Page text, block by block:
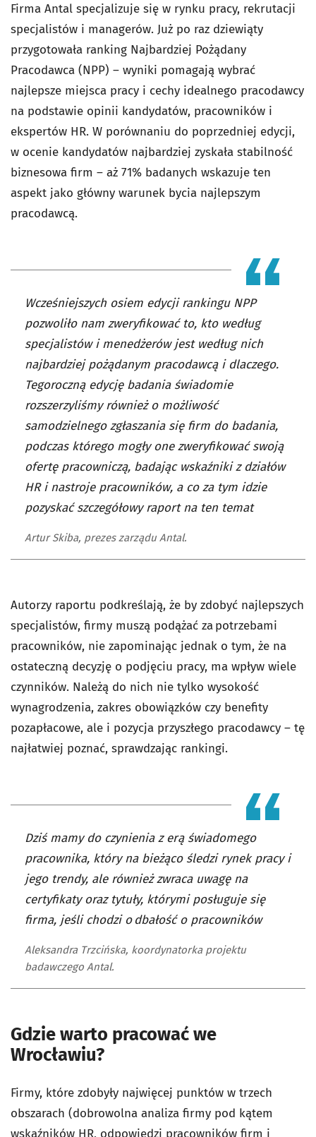
Firma Antal specjalizuje się w rynku pracy, rekrutacji
specjalistów i managerów. Już po raz dziewiąty
przygotowała ranking Najbardziej Pożądany
Pracodawca (NPP) – wyniki pomagają wybrać
najlepsze miejsca pracy i cechy idealnego pracodawcy
na podstawie opinii kandydatów, pracowników i
ekspertów HR. W porównaniu do poprzedniej edycji,
w ocenie kandydatów najbardziej zyskała stabilność
biznesowa firm – aż 71% badanych wskazuje ten
aspekt jako główny warunek bycia najlepszym
pracodawcą.
Wcześniejszych osiem edycji rankingu NPP
pozwoliło nam zweryfikować to, kto według
specjalistów i menedżerów jest według nich
najbardziej pożądanym pracodawcą i dlaczego.
Tegoroczną edycję badania świadomie
rozszerzyliśmy również o możliwość
samodzielnego zgłaszania się firm do badania,
podczas którego mogły one zweryfikować swoją
ofertę pracowniczą, badając wskaźniki z działów
HR i nastroje pracowników, a co za tym idzie
pozyskać szczegółowy raport na ten temat
Artur Skiba, prezes zarządu Antal.
Autorzy raportu podkreślają, że by zdobyć najlepszych
specjalistów, firmy muszą podążać za potrzebami
pracowników, nie zapominając jednak o tym, że na
ostateczną decyzję o podjęciu pracy, ma wpływ wiele
czynników. Należą do nich nie tylko wysokość
wynagrodzenia, zakres obowiązków czy benefity
pozapłacowe, ale i pozycja przyszłego pracodawcy – tę
najłatwiej poznać, sprawdzając rankingi.
Dziś mamy do czynienia z erą świadomego
pracownika, który na bieżąco śledzi rynek pracy i
jego trendy, ale również zwraca uwagę na
certyfikaty oraz tytuły, którymi posługuje się
firma, jeśli chodzi o dbałość o pracowników
Aleksandra Trzcińska, koordynatorka projektu
badawczego Antal.
Gdzie warto pracować we
Wrocławiu?
Firmy, które zdobyły najwięcej punktów w trzech
obszarach (dobrowolna analiza firmy pod kątem
wskaźników HR, odpowiedzi pracowników firm i